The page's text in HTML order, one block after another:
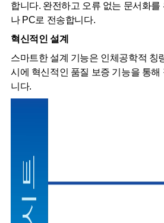
합니다. 완전하고 오류 없는 문서화를
나 PC로 전송합니다.
혁신적인 설계
스마트한 설계 기능은 인체공학적 칭
시에 혁신적인 품질 보증 기능을 통
니다.